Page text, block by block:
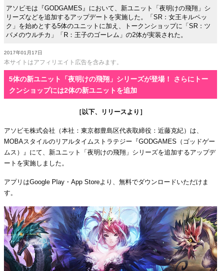
アソビモは『GODGAMES』において、新ユニット「夜明けの飛翔」シ
リーズなどを追加するアップデートを実施した。「SR：女王キルペッ
ク」を始めとする5体のユニットに加え、トークンショップに「SR：ツ
バメのウルチカ」「R：王子のゴーレム」の2体が実装された。
2017年01月17日
本サイトはアフィリエイト広告を含みます。
5体の新ユニット「夜明けの飛翔」シリーズが登場！ さらにトー
クンショップには2体の新ユニットを追加
［以下、リリースより］
アソビモ株式会社（本社：東京都豊島区代表取締役：近藤克紀）は、
MOBAスタイルのリアルタイムストラテジー『GODGAMES（ゴッドゲー
ムス）』にて、新ユニット「夜明けの飛翔」シリーズを追加するアップデ
ートを実施しました。
アプリはGoogle Play・App Storeより、無料でダウンロードいただけま
す。